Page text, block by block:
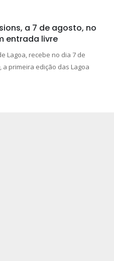
a 7 de agosto, no
entrada livre
Lagoa, recebe no dia 7 de
a primeira edição das Lagoa